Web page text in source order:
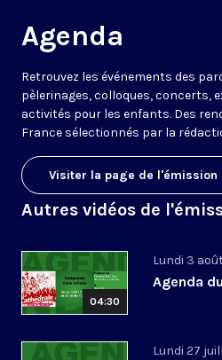
Agenda
Retrouvez les événements des
pèlerinages, colloques, concerts,
activités pour les enfants. Des
France sélectionnés par la
Visiter la page de l'émission
Autres vidéos de
04:30
Lundi 3
Agenda
Lundi 27